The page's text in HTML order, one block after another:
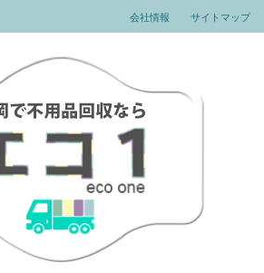
会社情報 サイトマップ